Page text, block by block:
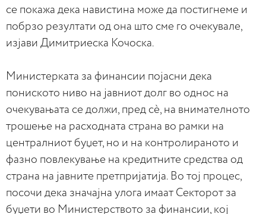
се покажа дека навистина може да постигнеме и
побрзо резултати од она што сме го очекувале,
изјави Димитриеска Кочоска.
Министерката за финансии појасни дека
пониското ниво на јавниот долг во однос на
очекувањата се должи, пред сè, на внимателното
трошење на расходната страна во рамки на
централниот буџет, но и на контролираното и
фазно повлекување на кредитните средства од
страна на јавните претпријатија. Во тој процес,
посочи дека значајна улога имаат Секторот за
буџети во Министерството за финансии, кој